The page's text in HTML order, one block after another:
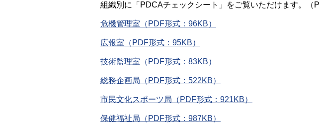
組織別に「PDCAチェックシート」をご覧いただけます。（
危機管理室（PDF形式：96KB）
広報室（PDF形式：95KB）
技術監理室（PDF形式：83KB）
総務企画局（PDF形式：522KB）
市民文化スポーツ局（PDF形式：921KB）
保健福祉局（PDF形式：987KB）